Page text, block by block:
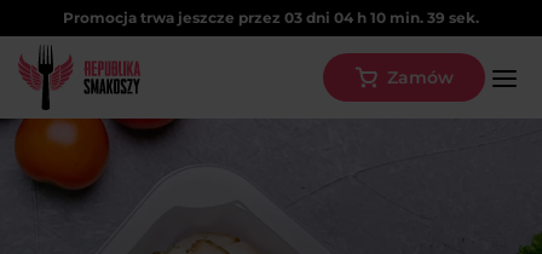
Promocja trwa jeszcze przez 03 dni 04 h 10 min. 39 sek.
Zamów